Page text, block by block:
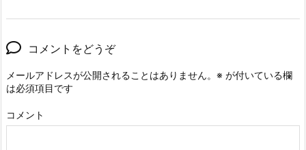
コメントをどうぞ
メールアドレスが公開されることはありません。 ※ が付いている欄
は必須項目です
コメント